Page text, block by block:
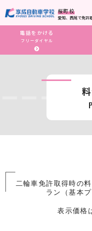
桜町校
愛知、西尾で免許
電話をかける
フリーダイヤル
二輪車免許取得時の
ラン（基本
表示価格